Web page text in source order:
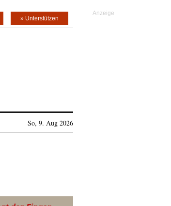
» Unterstützen
So, 9. Aug 2026